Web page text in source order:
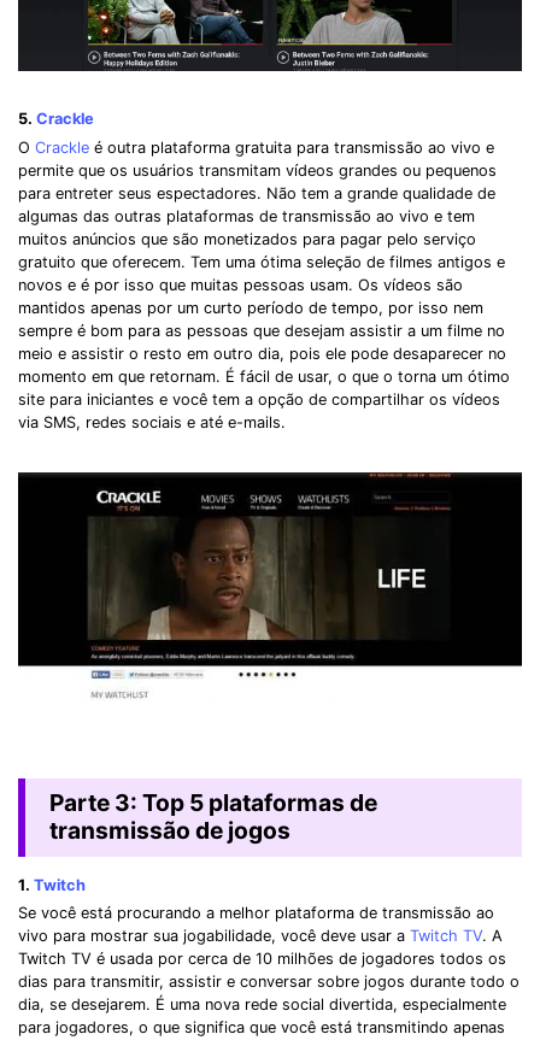
5. Crackle
O Crackle é outra plataforma gratuita para transmissão ao vivo e
permite que os usuários transmitam vídeos grandes ou pequenos
para entreter seus espectadores. Não tem a grande qualidade de
algumas das outras plataformas de transmissão ao vivo e tem
muitos anúncios que são monetizados para pagar pelo serviço
gratuito que oferecem. Tem uma ótima seleção de filmes antigos e
novos e é por isso que muitas pessoas usam. Os vídeos são
mantidos apenas por um curto período de tempo, por isso nem
sempre é bom para as pessoas que desejam assistir a um filme no
meio e assistir o resto em outro dia, pois ele pode desaparecer no
momento em que retornam. É fácil de usar, o que o torna um ótimo
site para iniciantes e você tem a opção de compartilhar os vídeos
via SMS, redes sociais e até e-mails.
Parte 3: Top 5 plataformas de
transmissão de jogos
1. Twitch
Se você está procurando a melhor plataforma de transmissão ao
vivo para mostrar sua jogabilidade, você deve usar a Twitch TV. A
Twitch TV é usada por cerca de 10 milhões de jogadores todos os
dias para transmitir, assistir e conversar sobre jogos durante todo o
dia, se desejarem. É uma nova rede social divertida, especialmente
para jogadores, o que significa que você está transmitindo apenas